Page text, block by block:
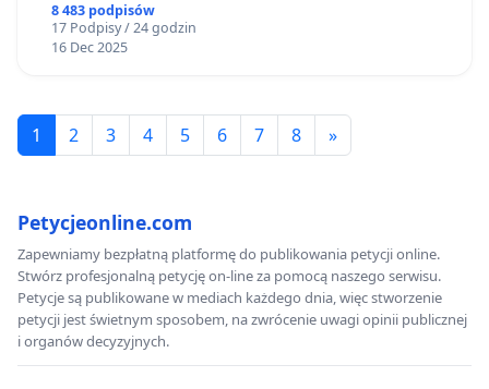
8 483 podpisów
17 Podpisy / 24 godzin
16 Dec 2025
1 2 3 4 5 6 7 8 »
Petycjeonline.com
Zapewniamy bezpłatną platformę do publikowania petycji online.
Stwórz profesjonalną petycję on-line za pomocą naszego serwisu.
Petycje są publikowane w mediach każdego dnia, więc stworzenie
petycji jest świetnym sposobem, na zwrócenie uwagi opinii publicznej
i organów decyzyjnych.